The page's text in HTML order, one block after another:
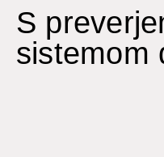
S
sistemom